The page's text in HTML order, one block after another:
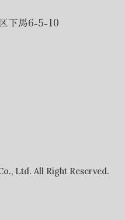
下馬6-5-10
Ltd. All Right Reserved.